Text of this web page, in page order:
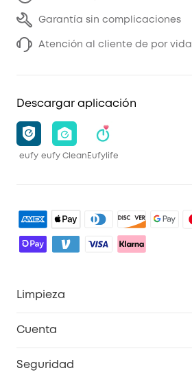
Garantía sin complicaciones
Atención al cliente de por vida
Descargar aplicación
eufy eufy Clean Eufylife
Limpieza
Cuenta
Seguridad